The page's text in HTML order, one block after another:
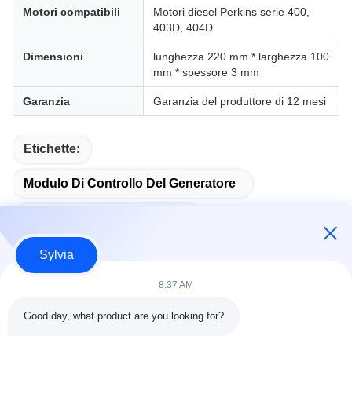
Motori compatibili
Motori diesel Perkins serie 400,
403D, 404D
Dimensioni
lunghezza 220 mm * larghezza 100
mm * spessore 3 mm
Garanzia Garanzia del produttore di 12 mesi
Etichette:
Modulo Di Controllo Del Generatore
Contatto rapido
Sylvia
8:37 AM
Good day, what product are you looking for?